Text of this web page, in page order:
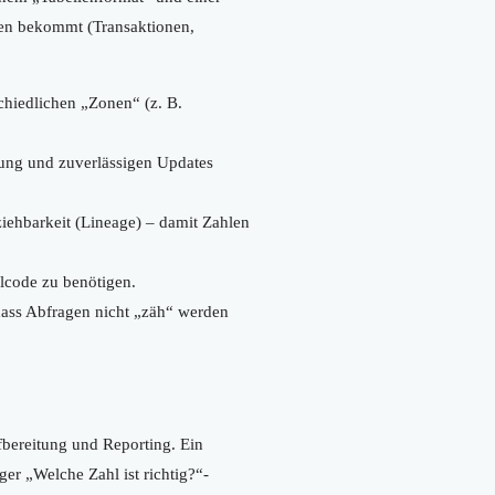
bekommt (Transaktionen,
„Zonen“ (z. B.
und zuverlässigen Updates
(Lineage) – damit Zahlen
zu benötigen.
Abfragen nicht „zäh“ werden
und Reporting. Ein
„Welche Zahl ist richtig?“-